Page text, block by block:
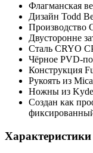
Флагманская
Дизайн Todd
Двусторонне
Сталь CRYO
Чёрное PVD-
Конструкция
Рукоять из
Ножны из
Создан как
Характеристики